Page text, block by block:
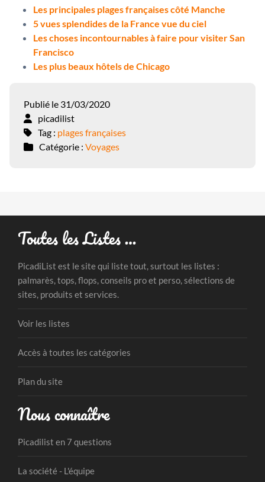
Les principales plages françaises côté Manche
5 vues splendides de la France vue du ciel
Les choses incontournables à faire pour visiter San
Francisco
Les plus beaux hôtels de Chicago
Publié le 31/03/2020
picadilist
Tag : plages françaises
Catégorie : Voyages
Toutes les Listes …
PicadiList est le site qui liste tout, surtout les listes :
palmarès, tops, flops, conseils pro et perso, sélections de
sites, produits et services.
Voir les listes
Accès à toutes les catégories
Plan du site
Nous connaître
Picadilist en 7 questions
La société - L'équipe